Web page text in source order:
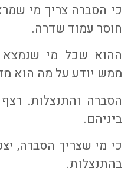
כי הסברה צריך מי
חוסר עמוד שדרה.
ההוא שכל מי שנמצא
ממש יודע על מה הוא
הסברה והתנצלות.
ביניהם.
כי מי שצריך הסברה,
בהתנצלות.